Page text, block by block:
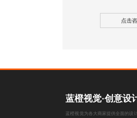
点击
蓝橙视觉·创意设
蓝橙视觉为各大商家提供全面的设